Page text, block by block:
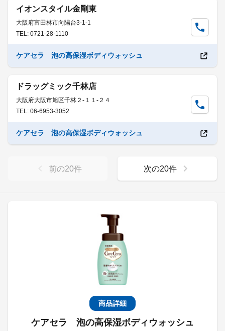
商品詳細
ケアセラ 泡の高保湿ボディウォッシュ
イオンスタイル金剛東
大阪府富田林市向陽台3-1-1
TEL: 0721-28-1110
ケアセラ 泡の高保湿ボディウォッシュ
ドラッグミック千林店
大阪府大阪市旭区千林２-１１-２４
TEL: 06-6953-3052
ケアセラ 泡の高保湿ボディウォッシュ
前の20件 次の20件